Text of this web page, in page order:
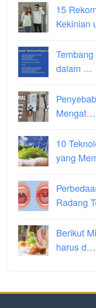
15
Kekinian
dalam …
Mengat…
10
yang
Radang
Berikut
harus d…